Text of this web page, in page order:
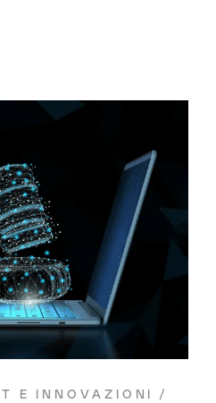
IT E INNOVAZIONI